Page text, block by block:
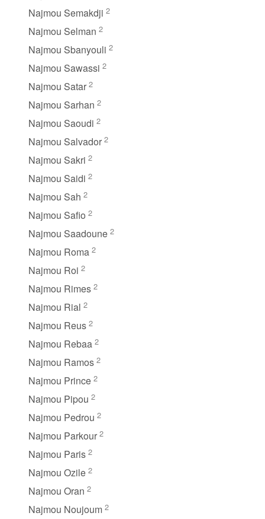
Najmou Semakdji 2
Najmou Selman 2
Najmou Sbanyouli 2
Najmou Sawassi 2
Najmou Satar 2
Najmou Sarhan 2
Najmou Saoudi 2
Najmou Salvador 2
Najmou Sakri 2
Najmou Saidi 2
Najmou Sah 2
Najmou Safio 2
Najmou Saadoune 2
Najmou Roma 2
Najmou Roi 2
Najmou Rimes 2
Najmou Rial 2
Najmou Reus 2
Najmou Rebaa 2
Najmou Ramos 2
Najmou Prince 2
Najmou Pipou 2
Najmou Pedrou 2
Najmou Parkour 2
Najmou Paris 2
Najmou Ozile 2
Najmou Oran 2
Najmou Noujoum 2